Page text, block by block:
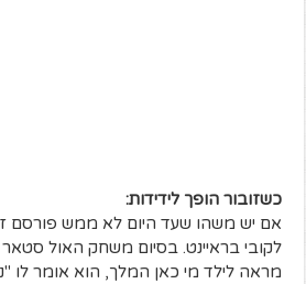
כשזובור הופך לידידות:
אם יש משהו שעד היום לא ממש פורסם
מראה לילד מי כאן המלך, הוא אומר